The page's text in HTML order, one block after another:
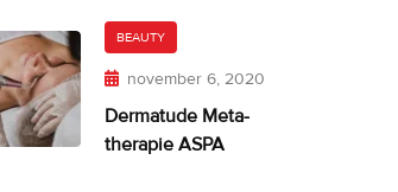
BEAUTY
november 6, 2020
Dermatude Meta-
therapie ASPA